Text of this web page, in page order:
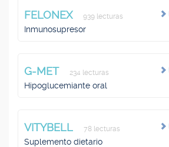
FELONEX 939 lecturas
Inmunosupresor
G-MET 234 lecturas
Hipoglucemiante oral
VITYBELL 78 lecturas
Suplemento dietario